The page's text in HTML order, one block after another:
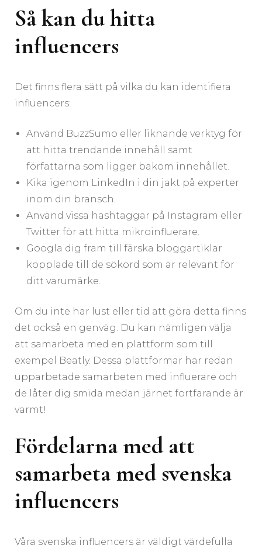
Så kan du hitta
influencers
Det finns flera sätt på vilka du kan identifiera
influencers:
Använd BuzzSumo eller liknande verktyg för
att hitta trendande innehåll samt
författarna som ligger bakom innehållet.
Kika igenom LinkedIn i din jakt på experter
inom din bransch.
Använd vissa hashtaggar på Instagram eller
Twitter för att hitta mikroinfluerare.
Googla dig fram till färska bloggartiklar
kopplade till de sökord som är relevant för
ditt varumärke.
Om du inte har lust eller tid att göra detta finns
det också en genväg. Du kan nämligen välja
att samarbeta med en plattform som till
exempel Beatly. Dessa plattformar har redan
upparbetade samarbeten med influerare och
de låter dig smida medan järnet fortfarande är
varmt!
Fördelarna med att
samarbeta med svenska
influencers
Våra svenska influencers är väldigt värdefulla